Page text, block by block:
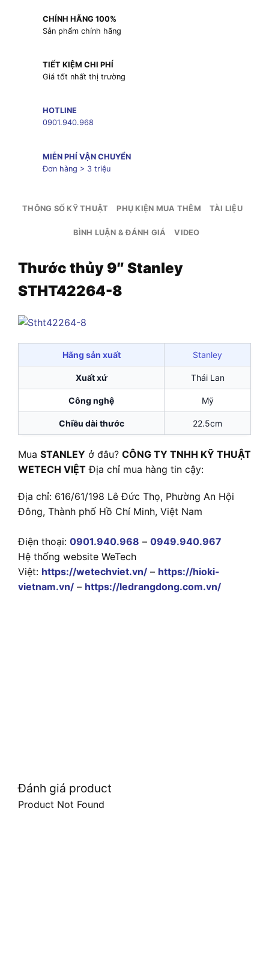
CHÍNH HÃNG 100%
Sản phẩm chính hãng
TIẾT KIỆM CHI PHÍ
Giá tốt nhất thị trường
HOTLINE
0901.940.968
MIỄN PHÍ VẬN CHUYỂN
Đơn hàng > 3 triệu
THÔNG SỐ KỸ THUẬT PHỤ KIỆN MUA THÊM TÀI LIỆU
BÌNH LUẬN & ĐÁNH GIÁ VIDEO
Thước thủy 9″ Stanley
STHT42264-8
Hãng sản xuất Stanley
Xuất xứ Thái Lan
Công nghệ Mỹ
Chiều dài thước 22.5cm
Mua STANLEY ở đâu? CÔNG TY TNHH KỸ THUẬT
WETECH VIỆT Địa chỉ mua hàng tin cậy:
Địa chỉ: 616/61/198 Lê Đức Thọ, Phường An Hội
Đông, Thành phố Hồ Chí Minh, Việt Nam
Điện thoại: 0901.940.968 – 0949.940.967
Hệ thống website WeTech
Việt: https://wetechviet.vn/ – https://hioki-
vietnam.vn/ – https://ledrangdong.com.vn/
Đánh giá product
Product Not Found